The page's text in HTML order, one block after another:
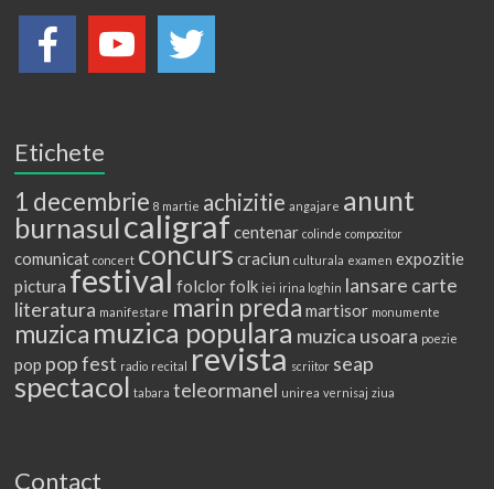
Etichete
1 decembrie 8 martie achizitie angajare anunt
burnasulcaligraf centenar colinde compozitor
comunicat concert concurs craciun culturala examen expozitie
pictura festival folclorfolk iei irina loghin lansare carte
literatura manifestare marin preda martisor monumente
muzica muzica populara muzica usoara poezie
pop pop fest radio recital revista scriitor seap
spectacol tabara teleormanel unirea vernisaj ziua
Contact